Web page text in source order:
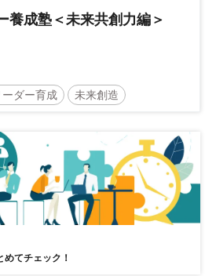
養成塾＜未来共創力編＞
ダー育成 未来創造
事業
てチェック！